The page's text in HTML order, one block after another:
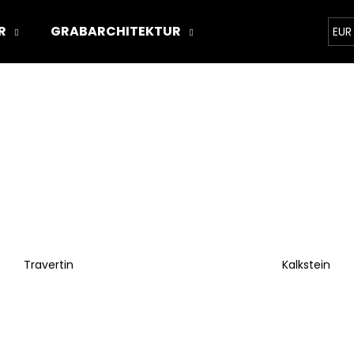
GRABARCHITEKTUR EUR
Travertin Kalkstein